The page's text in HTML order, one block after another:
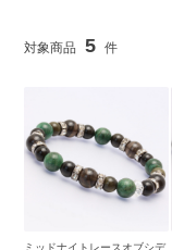
5
ミッドナイトレースオブシデ